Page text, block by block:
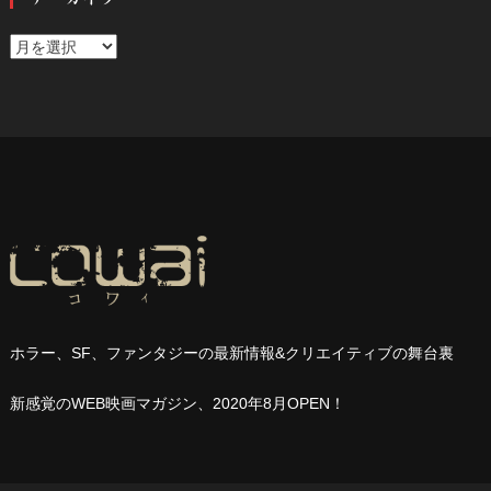
ア
ホラー、SF、ファンタジーの最新情報&クリエイティブの舞台裏
新感覚のWEB映画マガジン、2020年8月OPEN ！